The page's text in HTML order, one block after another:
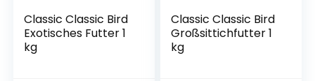
Classic Classic Bird
Exotisches Futter 1
kg
Classic Classic Bird
Großsittichfutter 1
kg